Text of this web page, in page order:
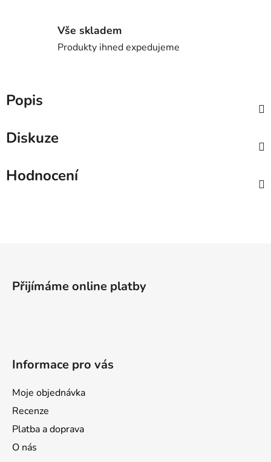
Vše skladem
Produkty ihned expedujeme
Popis
Diskuze
Hodnocení
Přijímáme online platby
Informace pro vás
Moje objednávka
Recenze
Platba a doprava
O nás